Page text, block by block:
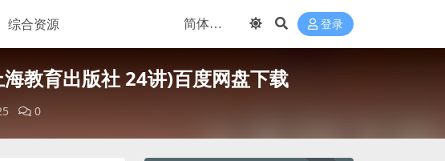
综合资源 登录
教育出版社 24讲)百度网盘下载
0